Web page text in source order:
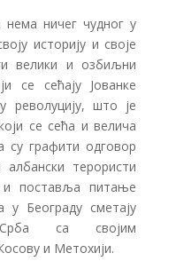
ничег чудног у
историју и своје
велики и озбиљни
се сећају Јованке
револуцију, што је
се сећа и велича
су графити одговор
терористи
поставља питање
у Београду сметају
Срба са својим
и Метохији.